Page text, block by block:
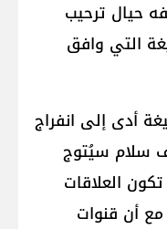
حيال ترحيب
التي وافق
أدى إلى انفراج
سلام سيُتوج
العلاقات
مع أن قنوات